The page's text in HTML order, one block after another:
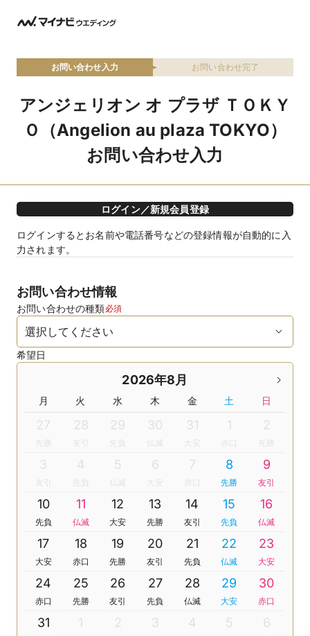
お問い合わせ入力 お問い合わせ完了
アンジェリオン オ プラザ ＴＯＫＹ
Ｏ（Angelion au plaza TOKYO）
お問い合わせ入力
ログイン／新規会員登録
ログインするとお名前や電話番号などの登録情報が自動的に入
力されます。
お問い合わせ情報
お問い合わせの種類必須
希望日
2026年8月
月 火 水 木 金 土 日
27 28
友引
29
先負
30
仏滅
31
大安
1 2
3
友引
4
先負
5
仏滅
6
大安
7 8
先勝
9
友引
10
先負
11
仏滅
12
大安
13
先勝
14
友引
15
先負
16
仏滅
17
大安
18
赤口
19
先勝
20
友引
21
先負
22
仏滅
23
大安
24
赤口
25
先勝
26
友引
27
先負
28
仏滅
29
大安
30
赤口
31 1 2 3 4 5 6